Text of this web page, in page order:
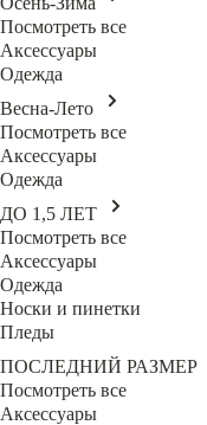
Посмотреть все
Аксессуары
Одежда
Весна-Лето
Посмотреть все
Аксессуары
Одежда
ДО 1,5 ЛЕТ
Посмотреть все
Аксессуары
Одежда
Носки и пинетки
Пледы
ПОСЛЕДНИЙ РАЗМЕР
Посмотреть все
Аксессуары